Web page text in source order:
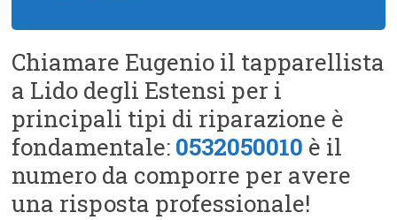
Chiamare Eugenio il tapparellista
a Lido degli Estensi per i
principali tipi di riparazione è
fondamentale: 0532050010 è il
numero da comporre per avere
una risposta professionale!